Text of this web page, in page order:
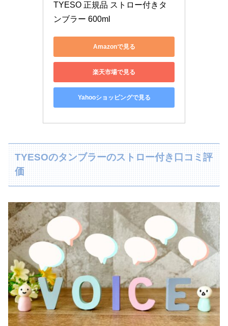
TYESO 正規品 ストロー付きタ
ンブラー 600ml
Amazonで見る
楽天市場で見る
Yahooショッピングで見る
TYESOのタンブラーのストロー付き口コミ評
価